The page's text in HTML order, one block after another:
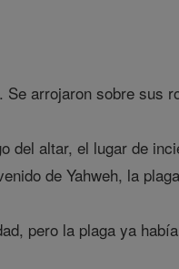
Se arrojaron sobre sus
del altar, el lugar de
de Yahweh, la
pero la plaga ya